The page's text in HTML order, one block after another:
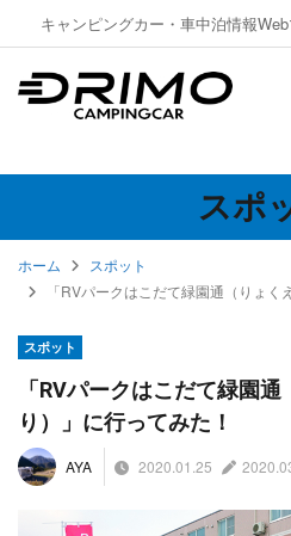
キャンピングカー・車中泊情報
スポ
ホーム
スポット
「RVパークはこだて緑園通（りょく
スポット
「RVパークはこだて緑園
り）」に行ってみた！
AYA 2020.01.25